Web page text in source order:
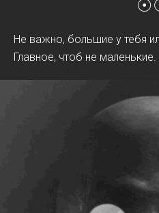
Не важно, большие у тебя
Главное, чтоб не маленькие.